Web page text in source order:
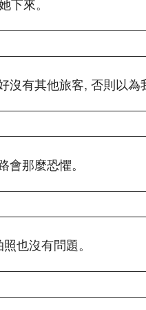
有其他旅客, 否則以為
那麼恐懼。
也沒有問題。